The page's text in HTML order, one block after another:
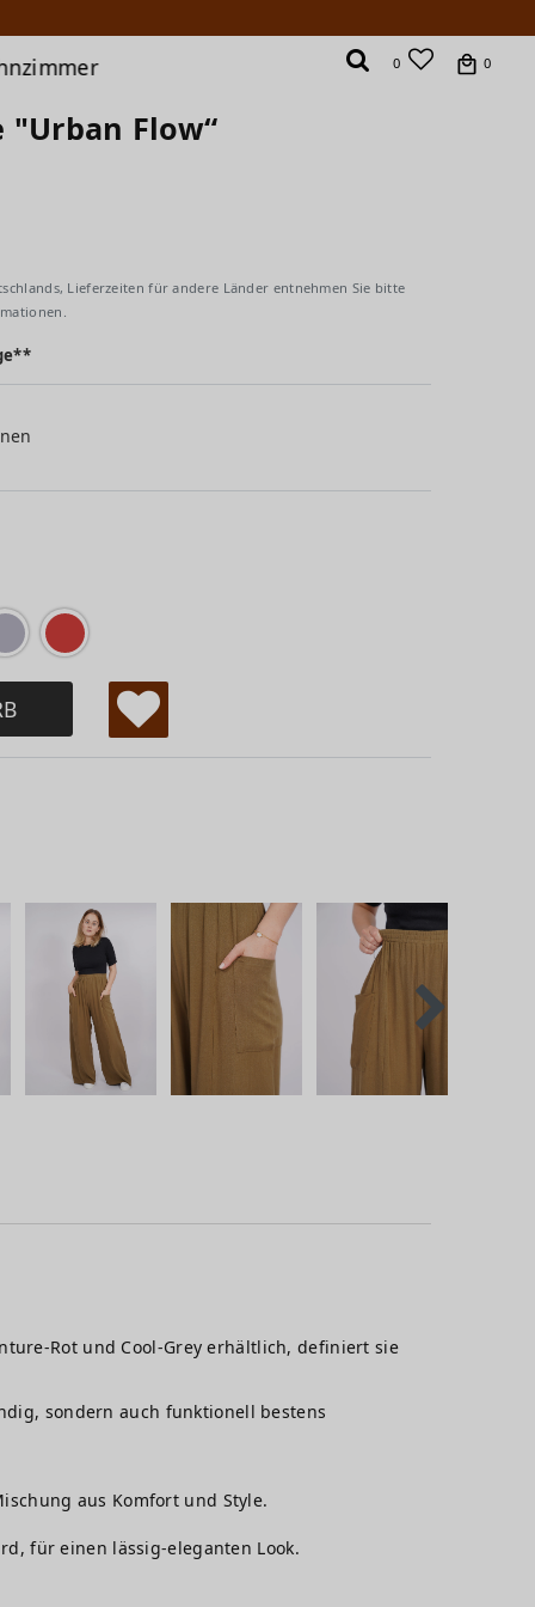
0 0
"Urban Flow“
Lieferzeiten für andere Länder entnehmen Sie bitte
W
Rot und Cool-Grey erhältlich, definiert sie
sondern auch funktionell bestens
aus Komfort und Style.
für einen lässig-eleganten Look.